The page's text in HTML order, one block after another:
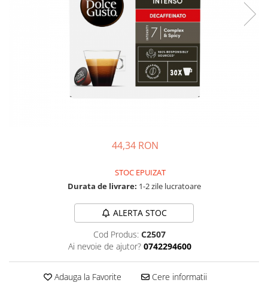
44,34 RON
STOC EPUIZAT
Durata de livrare: 1-2 zile lucratoare
ALERTA STOC
Cod Produs: C2507
Ai nevoie de ajutor? 0742294600
Adauga la Favorite Cere informatii